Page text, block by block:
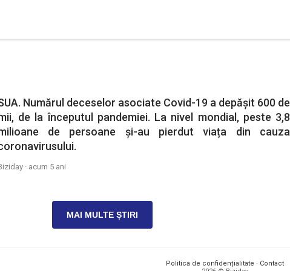
Numărul deceselor asociate Covid-19 a depășit 600 de
de la începutul pandemiei. La nivel mondial, peste 3,8
de persoane și-au pierdut viața din cauza
· acum 5 ani
MAI MULTE ȘTIRI
Politica de confidențialitate · Contact